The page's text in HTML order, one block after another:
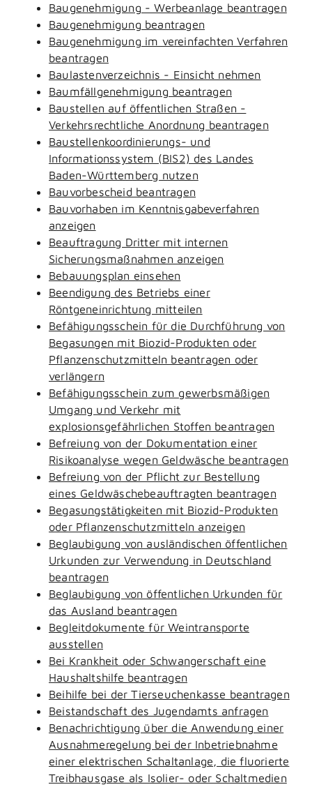
Baugenehmigung - Werbeanlage beantragen
Baugenehmigung beantragen
Baugenehmigung im vereinfachten Verfahren
beantragen
Baulastenverzeichnis - Einsicht nehmen
Baumfällgenehmigung beantragen
Baustellen auf öffentlichen Straßen -
Verkehrsrechtliche Anordnung beantragen
Baustellenkoordinierungs- und
Informationssystem (BIS2) des Landes
Baden-Württemberg nutzen
Bauvorbescheid beantragen
Bauvorhaben im Kenntnisgabeverfahren
anzeigen
Beauftragung Dritter mit internen
Sicherungsmaßnahmen anzeigen
Bebauungsplan einsehen
Beendigung des Betriebs einer
Röntgeneinrichtung mitteilen
Befähigungsschein für die Durchführung von
Begasungen mit Biozid-Produkten oder
Pflanzenschutzmitteln beantragen oder
verlängern
Befähigungsschein zum gewerbsmäßigen
Umgang und Verkehr mit
explosionsgefährlichen Stoffen beantragen
Befreiung von der Dokumentation einer
Risikoanalyse wegen Geldwäsche beantragen
Befreiung von der Pflicht zur Bestellung
eines Geldwäschebeauftragten beantragen
Begasungstätigkeiten mit Biozid-Produkten
oder Pflanzenschutzmitteln anzeigen
Beglaubigung von ausländischen öffentlichen
Urkunden zur Verwendung in Deutschland
beantragen
Beglaubigung von öffentlichen Urkunden für
das Ausland beantragen
Begleitdokumente für Weintransporte
ausstellen
Bei Krankheit oder Schwangerschaft eine
Haushaltshilfe beantragen
Beihilfe bei der Tierseuchenkasse beantragen
Beistandschaft des Jugendamts anfragen
Benachrichtigung über die Anwendung einer
Ausnahmeregelung bei der Inbetriebnahme
einer elektrischen Schaltanlage, die fluorierte
Treibhausgase als Isolier- oder Schaltmedien